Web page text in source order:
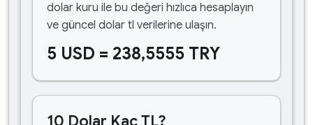
dolar kuru ile bu değeri hızlıca hesaplayın
ve güncel dolar tl verilerine ulaşın.
5 USD = 238,5555 TRY
10 Dolar Kaç TL?